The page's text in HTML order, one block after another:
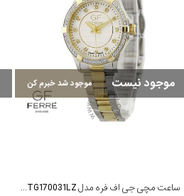
موجود نیست موجود شد خبرم کن
ساعت مچی جی اف فره مدل GFTG170031LZ